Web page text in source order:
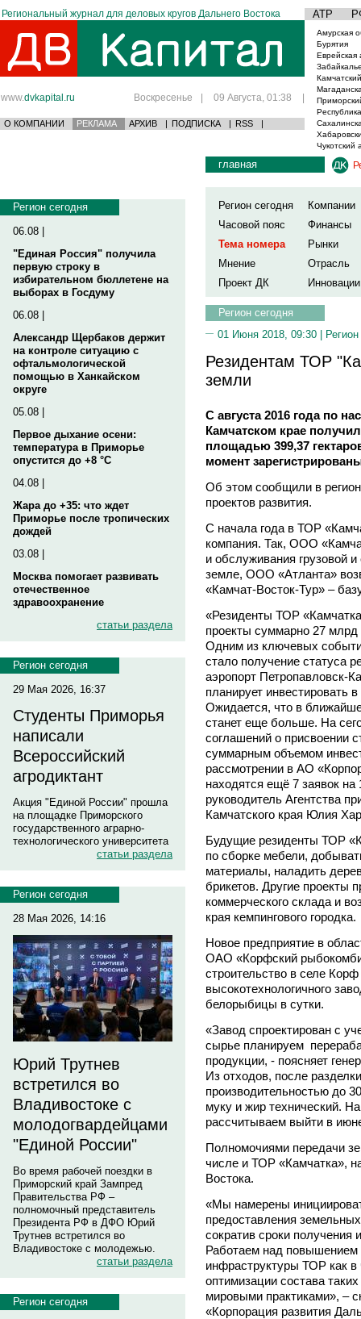
Региональный журнал для деловых кругов Дальнего Востока АТР
www.dvkapital.ru Воскресенье | 09 Августа, 01:38 |
О КОМПАНИИ РЕКЛАМА АРХИВ | ПОДПИСКА | RSS |
Амурская
Бурятия
Еврейская
Чукотский
Регион сегодня
06.08 |
"Единая Россия" получила
первую строку в
избирательном бюллетене на
выборах в Госдуму
06.08 |
Александр Щербаков держит
на контроле ситуацию с
офтальмологической
помощью в Ханкайском
округе
05.08 |
Первое дыхание осени:
температура в Приморье
опустится до +8 °C
04.08 |
Жара до +35: что ждет
Приморье после тропических
дождей
03.08 |
Москва помогает развивать
отечественное
здравоохранение
статьи раздела
Регион сегодня
29 Мая 2026, 16:37
Студенты Приморья
написали
Всероссийский
агродиктант
Акция "Единой России" прошла
на площадке Приморского
государственного аграрно-
технологического университета
статьи раздела
Регион сегодня
28 Мая 2026, 14:16
Юрий Трутнев
встретился во
Владивостоке с
молодогвардейцами
"Единой России"
Во время рабочей поездки в
Приморский край Зампред
Правительства РФ –
полномочный представитель
Президента РФ в ДФО Юрий
Трутнев встретился во
Владивостоке с молодежью.
статьи раздела
Регион сегодня
главная
Регион сегодня
Компании
Часовой пояс
Финансы
Тема номера
Рынки
Мнение
Отрасль
Проект ДК
Инновации
Регион сегодня
01 Июня 2018, 09:30 |
Резидентам ТОР
земли
С августа 2016 года по
Камчатском крае
площадью 399,37
момент
Об этом сообщили в
проектов развития.
С начала года в ТОР
компания. Так, ООО
и обслуживания грузовой
земле, ООО «Атланта»
«Камчат-Восток-Тур» –
«Резиденты ТОР
проекты суммарно 27 млрд
Одним из ключевых
стало получение статуса
аэропорт Петропавловск-
планирует инвестировать
Ожидается, что в
станет еще больше. На
соглашений о присвоении
суммарным объемом
рассмотрении в АО
находятся ещё 7 заявок
руководитель Агентства
Камчатского края Юлия
Будущие резиденты ТОР
по сборке мебели,
материалы, наладить
брикетов. Другие проекты
коммерческого склада и
края кемпингового городка.
Новое предприятие в
ОАО «Корфский
строительство в селе
высокотехнологичного
белорыбицы в сутки.
«Завод спроектирован с
сырье планируем
продукции, - поясняет
Из отходов, после
производительностью до
муку и жир технический.
рассчитываем выйти в
Полномочиями передачи
числе и ТОР «Камчатка»,
Востока.
«Мы намерены
предоставления
сократив сроки
Работаем над повышением
инфраструктуры ТОР как в
оптимизации состава
мировыми практиками», –
«Корпорация развития